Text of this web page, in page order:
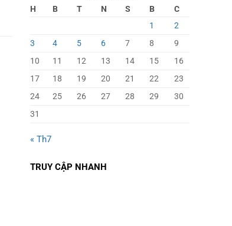
H B T N S B
C
1
2
3
4 5 6 7 8
9
10
11 12 13 14 15
16
17
18 19 20 21 22
23
24
25 26 27 28 29
30
31
« Th7
TRUY CẬP NHANH